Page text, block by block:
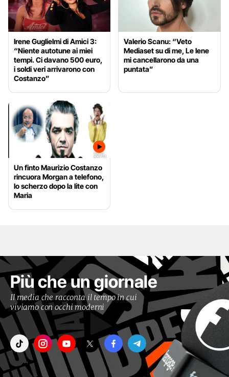
Irene Guglielmi di Amici 3:
“Niente autotune ai miei
tempi. Ci davano 500 euro,
i soldi veri arrivarono con
Costanzo”
Valerio Scanu: “Veto
Mediaset su di me, Le Iene
mi cancellarono da una
puntata”
Un finto Maurizio Costanzo
rincuora Morgan a telefono,
lo scherzo dopo la lite con
Maria
Più che un giornale
Il media che racconta il tempo in cui
viviamo con occhi moderni